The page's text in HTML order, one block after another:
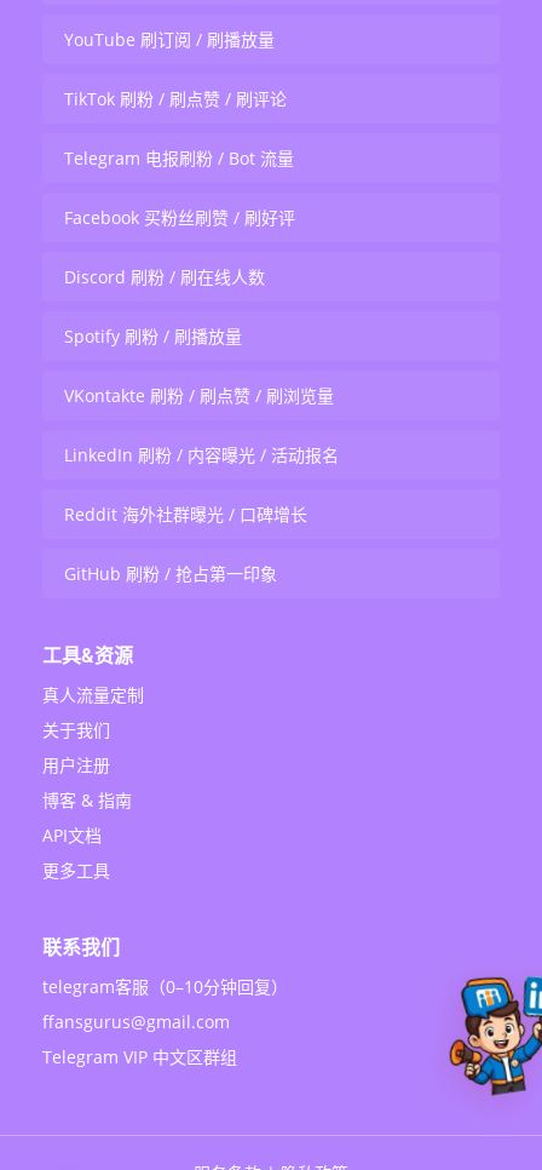
YouTube 刷订阅 / 刷播放量
TikTok 刷粉 / 刷点赞 / 刷评论
Telegram 电报刷粉 / Bot 流量
Facebook 买粉丝刷赞 / 刷好评
Discord 刷粉 / 刷在线人数
Spotify 刷粉 / 刷播放量
VKontakte 刷粉 / 刷点赞 / 刷浏览量
LinkedIn 刷粉 / 内容曝光 / 活动报名
Reddit 海外社群曝光 / 口碑增长
GitHub 刷粉 / 抢占第一印象
工具&资源
真人流量定制
关于我们
用户注册
博客 & 指南
API文档
更多工具
联系我们
telegram客服（0–10分钟回复）
ffansgurus@gmail.com
Telegram VIP 中文区群组